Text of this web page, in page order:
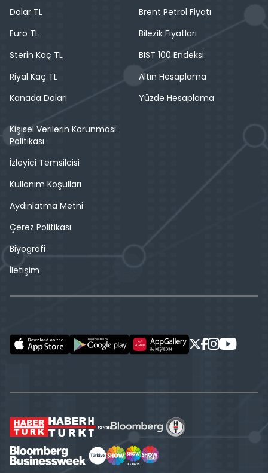
Dolar TL
Euro TL
Sterin Kaç TL
Riyal Kaç TL
Kanada Doları
Brent Petrol Fiyatı
Bilezik Fiyatları
BIST 100 Endeksi
Altın Hesaplama
Yüzde Hesaplama
Kişisel Verilerin Korunması
Politikası
İzleyici Temsilcisi
Kullanım Koşulları
Aydınlatma Metni
Çerez Politikası
Biyografi
İletişim